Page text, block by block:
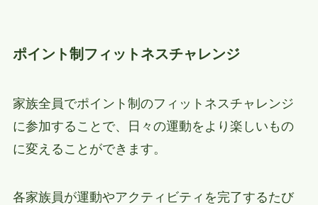
ポイント制フィットネスチャレンジ
家族全員でポイント制のフィットネスチャレンジ
に参加することで、日々の運動をより楽しいもの
に変えることができます。
各家族員が運動やアクティビティを完了するたび